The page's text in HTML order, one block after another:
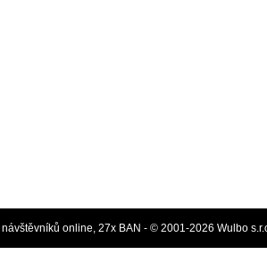
návštěvníků online, 27x BAN - © 2001-2026 Wulbo